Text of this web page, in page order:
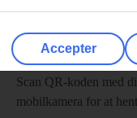
appen i dag!
Scan QR-koden med
mobilkamera for at
Accepter